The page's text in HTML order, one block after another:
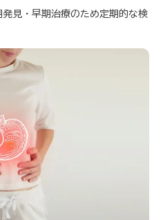
発見・早期治療のため定期的な検